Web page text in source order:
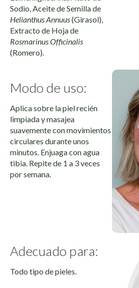
Sodio, Aceite de Semilla de
Helianthus Annuus(Girasol),
Extracto de Hoja de
Rosmarinus Officinalis
(Romero).
Modo de uso:
Aplica sobre la piel recién
limpiada y masajea
suavemente con movimientos
circulares durante unos
minutos. Enjuaga con agua
tibia. Repite de 1 a 3 veces
por semana.
Adecuado para:
Todo tipo de pieles.